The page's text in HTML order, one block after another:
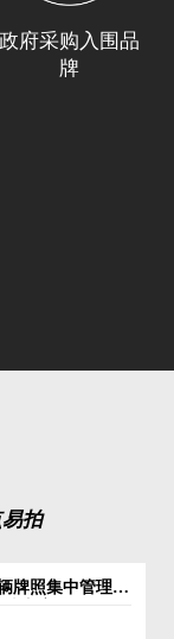
政府采购入围品
牌
拍
牌照集中管理解